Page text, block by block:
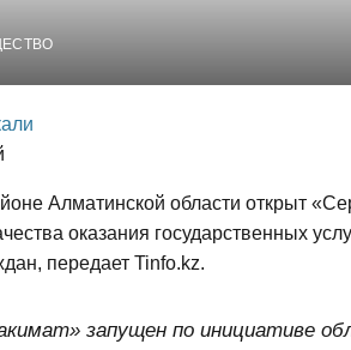
Алматинской области открыт
оказания государственных
передает Tinfo.kz.
запущен по инициативе